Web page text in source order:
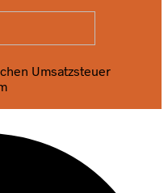
Umsatzsteuer